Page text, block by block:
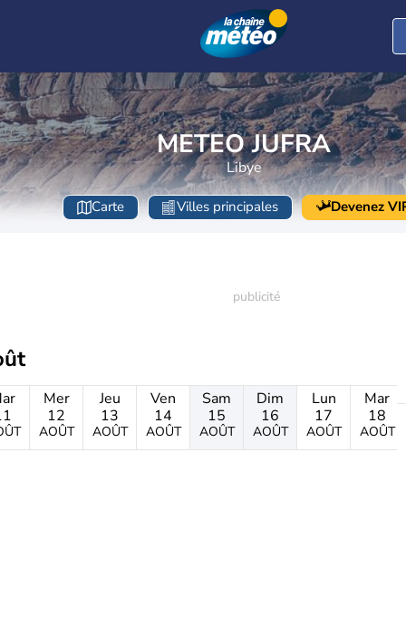
METEO JUFRA
Libye
Carte Villes principales Devenez
Mer
12
AOÛT
Jeu
13
AOÛT
Ven
14
AOÛT
Sam
15
AOÛT
Dim
16
AOÛT
Lun
17
AOÛT
Mar
18
AOÛT